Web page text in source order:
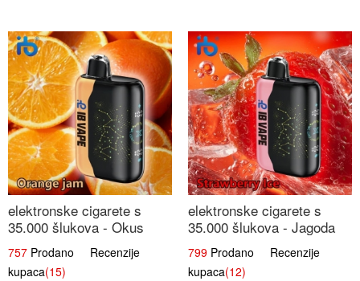
elektronske cigarete s
35.000 šlukova - Okus
Narančinog Džema |
Dugotrajno Iskustvo
757 Prodano Recenzije
kupaca(15)
elektronske cigarete s
35.000 šlukova - Jagoda
Led | Ohladivši i
Osježavajući Okus
799 Prodano Recenzije
kupaca(12)